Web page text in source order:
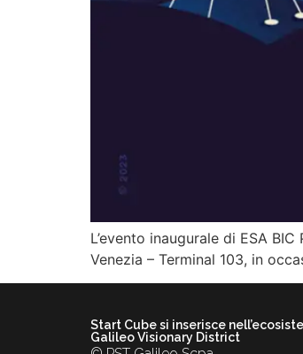
L’evento inaugurale di ESA
Venezia – Terminal 103, in
Start Cube si inserisce
Galileo Visionary District